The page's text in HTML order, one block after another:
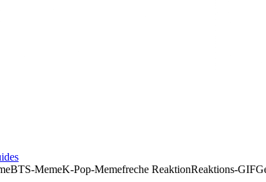
BTS-MemeK-Pop-Memefreche ReaktionReaktions-GIF